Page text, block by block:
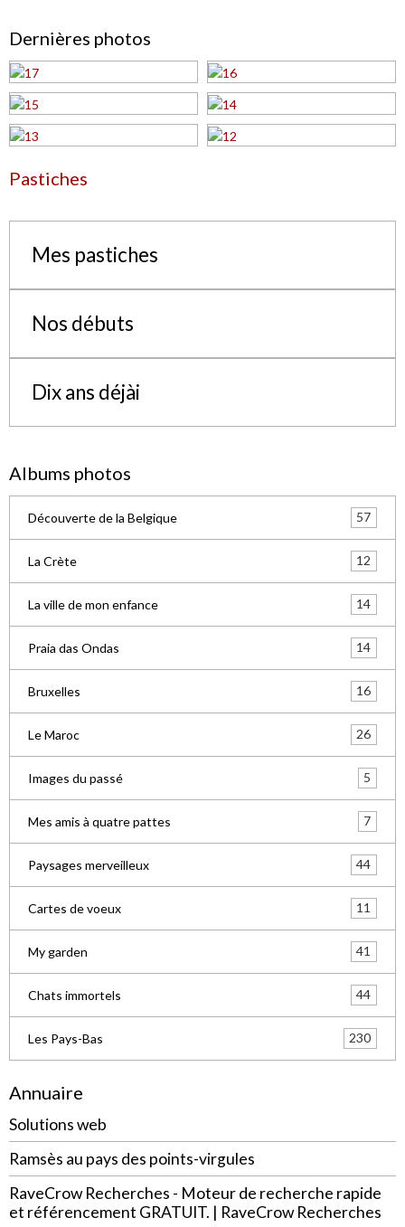
Dernières photos
Pastiches
Mes pastiches
Nos débuts
Dix ans déjài
Albums photos
Découverte de la Belgique 57
La Crète 12
La ville de mon enfance 14
Praia das Ondas 14
Bruxelles 16
Le Maroc 26
Images du passé 5
Mes amis à quatre pattes 7
Paysages merveilleux 44
Cartes de voeux 11
My garden 41
Chats immortels 44
Les Pays-Bas 230
Annuaire
Solutions web
Ramsès au pays des points-virgules
RaveCrow Recherches - Moteur de recherche rapide
et référencement GRATUIT. | RaveCrow Recherches